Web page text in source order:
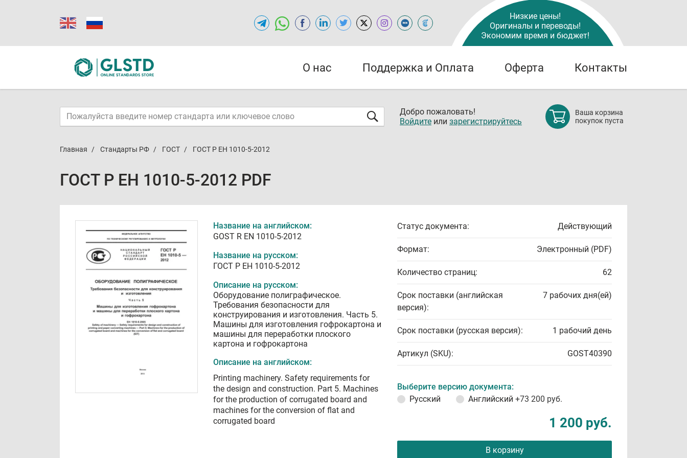
Низкие цены!
Оригиналы и переводы!
Экономим время и бюджет!
О нас Поддержка и Оплата Оферта Контакты
Добро пожаловать!
Войдите или зарегистрируйтесь
Ваша корзина
покупок пуста
Главная Стандарты РФ ГОСТ ГОСТ Р ЕН 1010-5-2012
ГОСТ Р ЕН 1010-5-2012 PDF
Название на английском:
GOST R EN 1010-5-2012
Название на русском:
ГОСТ Р ЕН 1010-5-2012
Описание на русском:
Оборудование полиграфическое.
Требования безопасности для
конструирования и изготовления. Часть 5.
Машины для изготовления гофрокартона и
машины для переработки плоского
картона и гофрокартона
Описание на английском:
Printing machinery. Safety requirements for
the design and construction. Part 5. Machines
for the production of corrugated board and
machines for the conversion of flat and
corrugated board
Статус документа: Действующий
Формат: Электронный (PDF)
Количество страниц: 62
Срок поставки (английская
версия):
7 рабочих дня(ей)
Срок поставки (русская версия): 1 рабочий день
Артикул (SKU): GOST40390
Выберите версию документа:
Русский
Английский +73 200 руб.
1 200 руб.
В корзину